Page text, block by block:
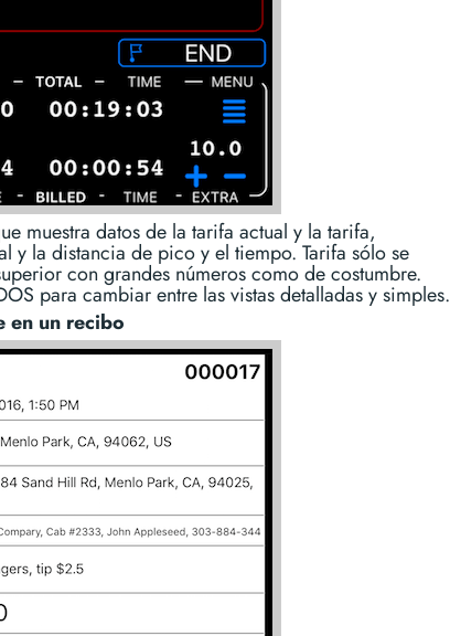
muestra datos de la tarifa actual y la tarifa,
y la distancia de pico y el tiempo. Tarifa sólo se
con grandes números como de costumbre.
para cambiar entre las vistas detalladas y simples.
en un recibo